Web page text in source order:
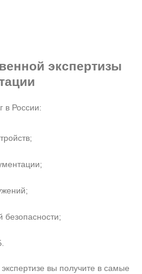
экспертизы
в России:
вы получите в самые